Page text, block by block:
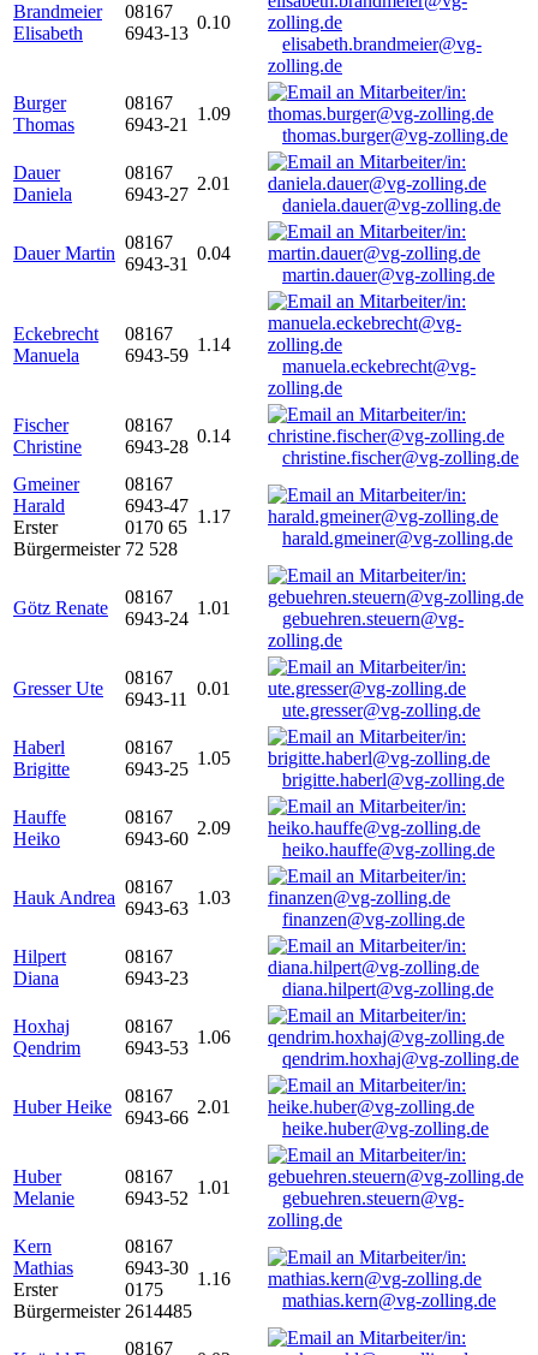
Brandmeier
Elisabeth
08167
6943-13
0.10
elisabeth.brandmeier@vg-
zolling.de
Burger
Thomas
08167
6943-21
1.09
thomas.burger@vg-zolling.de
Dauer
Daniela
08167
6943-27
2.01
daniela.dauer@vg-zolling.de
Dauer Martin
08167
6943-31
0.04
martin.dauer@vg-zolling.de
Eckebrecht
Manuela
08167
6943-59
1.14
manuela.eckebrecht@vg-
zolling.de
Fischer
Christine
08167
6943-28
0.14
christine.fischer@vg-zolling.de
Gmeiner
Harald
Erster
Bürgermeister
08167
6943-47
0170 65
72 528
1.17
harald.gmeiner@vg-zolling.de
Götz Renate
08167
6943-24
1.01
gebuehren.steuern@vg-
zolling.de
Gresser Ute
08167
6943-11
0.01
ute.gresser@vg-zolling.de
Haberl
Brigitte
08167
6943-25
1.05
brigitte.haberl@vg-zolling.de
Hauffe
Heiko
08167
6943-60
2.09
heiko.hauffe@vg-zolling.de
Hauk Andrea
08167
6943-63
1.03
finanzen@vg-zolling.de
Hilpert
Diana
08167
6943-23
diana.hilpert@vg-zolling.de
Hoxhaj
Qendrim
08167
6943-53
1.06
qendrim.hoxhaj@vg-zolling.de
Huber Heike
08167
6943-66
2.01
heike.huber@vg-zolling.de
Huber
Melanie
08167
6943-52
1.01
gebuehren.steuern@vg-
zolling.de
Kern
Mathias
Erster
Bürgermeister
08167
6943-30
0175
2614485
1.16
mathias.kern@vg-zolling.de
08167